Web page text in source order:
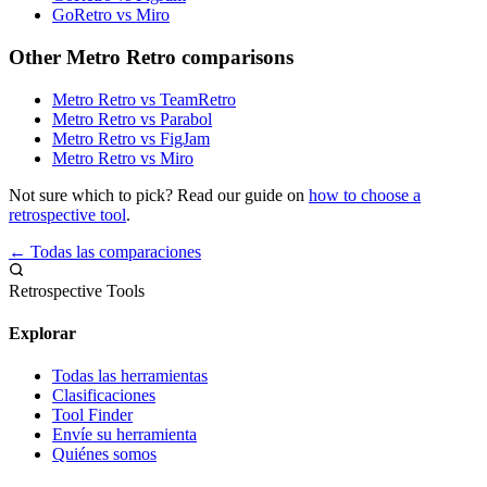
GoRetro vs Miro
Other Metro Retro comparisons
Metro Retro vs TeamRetro
Metro Retro vs Parabol
Metro Retro vs FigJam
Metro Retro vs Miro
Not sure which to pick? Read our guide on how to choose a
retrospective tool.
← Todas las comparaciones
Retrospective Tools
Explorar
Todas las herramientas
Clasificaciones
Tool Finder
Envíe su herramienta
Quiénes somos